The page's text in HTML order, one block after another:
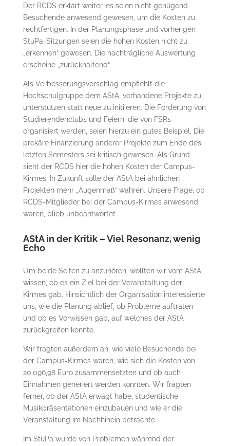
Der RCDS erklärt weiter, es seien nicht genügend
Besuchende anwesend gewesen, um die Kosten zu
rechtfertigen. In der Planungsphase und vorherigen
StuPa-Sitzungen seien die hohen Kosten nicht zu
„erkennen“ gewesen. Die nachträgliche Auswertung
erscheine „zurückhaltend“.
Als Verbesserungsvorschlag empfiehlt die
Hochschulgruppe dem AStA, vorhandene Projekte zu
unterstützen statt neue zu initiieren. Die Förderung von
Studierendenclubs und Feiern, die von FSRs
organisiert werden, seien hierzu ein gutes Beispiel. Die
prekäre Finanzierung anderer Projekte zum Ende des
letzten Semesters sei kritisch gewesen. Als Grund
sieht der RCDS hier die hohen Kosten der Campus-
Kirmes. In Zukunft solle der AStA bei ähnlichen
Projekten mehr „Augenmaß“ wahren. Unsere Frage, ob
RCDS-Mitglieder bei der Campus-Kirmes anwesend
waren, blieb unbeantwortet.
AStA in der Kritik – Viel Resonanz, wenig
Echo
Um beide Seiten zu anzuhören, wollten wir vom AStA
wissen, ob es ein Ziel bei der Veranstaltung der
Kirmes gab. Hinsichtlich der Organisation interessierte
uns, wie die Planung ablief, ob Probleme auftraten
und ob es Vorwissen gab, auf welches der AStA
zurückgreifen konnte.
Wir fragten außerdem an, wie viele Besuchende bei
der Campus-Kirmes waren, wie sich die Kosten von
20.096,98 Euro zusammensetzten und ob auch
Einnahmen generiert werden konnten. Wir fragten
ferner, ob der AStA erwägt habe, studentische
Musikpräsentationen einzubauen und wie er die
Veranstaltung im Nachhinein betrachte.
Im StuPa wurde von Problemen während der